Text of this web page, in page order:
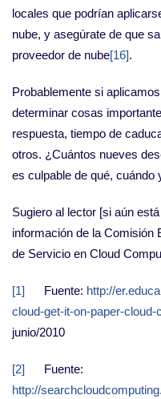
locales que podrían
nube, y asegúrate de que
proveedor de nube[16].
Probablemente si
determinar cosas
respuesta, tiempo de
otros. ¿Cuántos nueves
es culpable de qué, cuándo
Sugiero al lector [si aún
información de la Comisión
de Servicio en Cloud
[1] Fuente: http://
cloud-get-it-on-paper-
junio/2010
[2] Fuente:
http://